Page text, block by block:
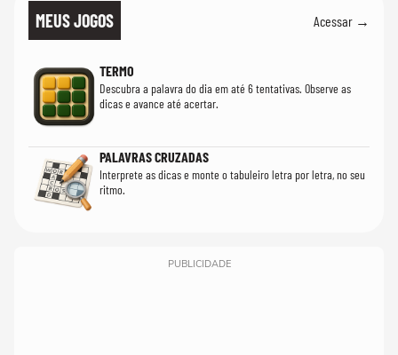
MEUS JOGOS Acessar →
TERMO
Descubra a palavra do dia em até 6 tentativas. Observe as
dicas e avance até acertar.
PALAVRAS CRUZADAS
Interprete as dicas e monte o tabuleiro letra por letra, no seu
ritmo.
PUBLICIDADE